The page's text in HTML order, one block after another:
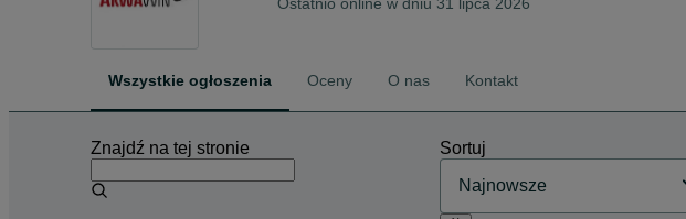
Wszystkie ogłoszenia Oceny O nas Kontakt
Znajdź na tej stronie Sortuj